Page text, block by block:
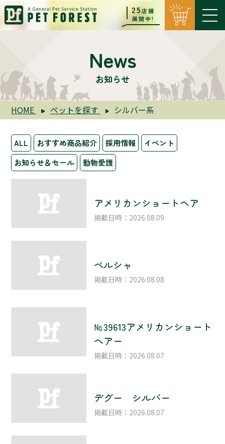
25店舗
展開中!
News
お知らせ
HOME ペットを探す シルバー系
ALL おすすめ商品紹介 採用情報
イベント
お知らせ＆セール
動物愛護
アメリカンショートヘア
掲載日時：2026.08.09
ペルシャ
掲載日時：2026.08.08
№39613アメリカンショート
ヘアー
掲載日時：2026.08.07
デグー シルバー
掲載日時：2026.08.07